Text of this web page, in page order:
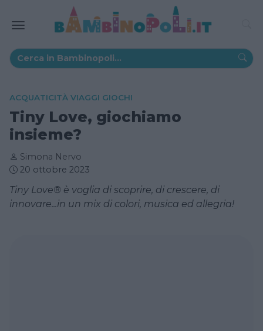
ACQUATICITÀ VIAGGI GIOCHI
Tiny Love, giochiamo
insieme?
Simona Nervo
20 ottobre 2023
Tiny Love® è voglia di scoprire, di crescere, di
innovare...in un mix di colori, musica ed allegria!